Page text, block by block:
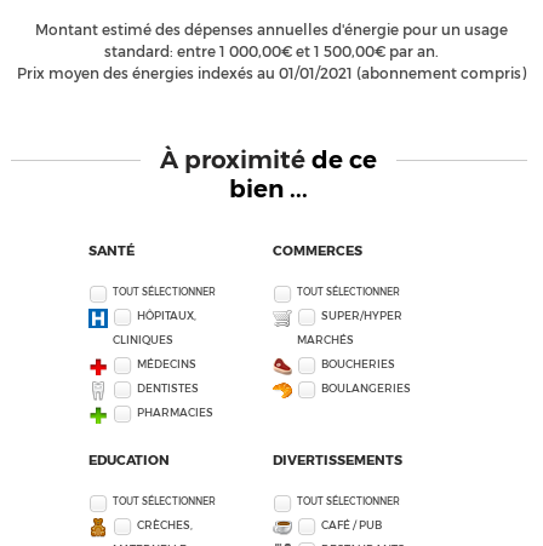
Montant estimé des dépenses annuelles d'énergie pour un usage
standard: entre 1 000,00€ et 1 500,00€ par an.
Prix moyen des énergies indexés au 01/01/2021 (abonnement compris)
À proximitéde ce
bien ...
SANTÉ
TOUT SÉLECTIONNER
HÔPITAUX,
CLINIQUES
MÉDECINS
DENTISTES
PHARMACIES
COMMERCES
TOUT SÉLECTIONNER
SUPER/HYPER
MARCHÉS
BOUCHERIES
BOULANGERIES
EDUCATION
TOUT SÉLECTIONNER
CRÈCHES,
DIVERTISSEMENTS
TOUT SÉLECTIONNER
CAFÉ / PUB